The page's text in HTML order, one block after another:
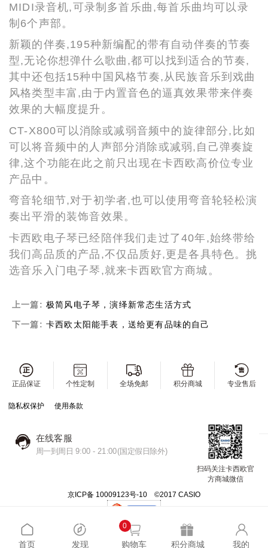
MIDI录音机,可录制多首乐曲,每首乐曲均可以录
制6个声部。
新颖的伴奏,195种新编配的带有自动伴奏的节奏
型,无论你想弹什么歌曲,都可以找到适合的节奏,
其中还包括15种中国风格节奏,从民族音乐到戏曲
风格类型丰富,由于内置音色的逼真效果带来伴奏
效果的大幅度提升。
CT-X800可以消除或减弱音频中的旋律部分,比如
可以将音频中的人声部分消除或减弱,自己弹奏旋
律,这个功能在此之前只出现在卡西欧高价位专业
产品中。
弯音轮细节,对于初学者,也可以使用弯音轮轻松演
奏出平滑的装饰音效果。
卡西欧电子琴已经陪伴我们走过了40年,始终带给
我们高品质的产品,不仅品质好,更是各具特色。挑
选音乐入门电子琴,就来卡西欧官方商城。
上一篇: 极简风电子琴，演绎新常态生活方式
下一篇: 卡西欧太阳能手表，送给更有品味的自己
正品保证 个性定制 全场免邮 积分商城 专业售后
隐私权保护 使用条款
在线客服
周一到周日 9:00 - 21:00(国定假日除外)
扫码关注卡西欧官
方商城微信
京ICP备 10009123号-10 ©2017 CASIO
首页 发现
0
购物车 积分商城 我的